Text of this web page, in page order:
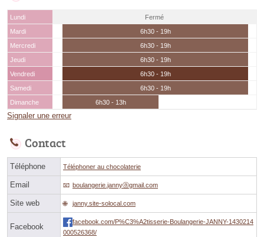
Lundi
Fermé
Mardi
6h30 - 19h
Mercredi
6h30 - 19h
Jeudi
6h30 - 19h
Vendredi
6h30 - 19h
Samedi
6h30 - 19h
Dimanche
6h30 - 13h
Signaler une erreur
Contact
Téléphone Téléphoner au chocolaterie
Email boulangerie.jannyⓐgmail.com
Site web janny.site-solocal.com
Facebook
facebook.com/P%C3%A2tisserie-Boulangerie-JANNY-1430214
000526368/